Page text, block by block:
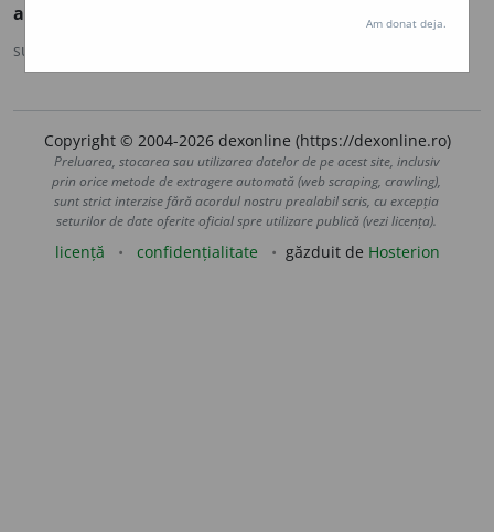
autocontempl
sursa:
Copyright © 2004-2026 dexonline (https://dexonline.ro)
Preluarea, stocarea sau utilizarea datelor de pe acest site, inclusiv
prin orice metode de extragere automată (web scraping, crawling),
sunt strict interzise fără acordul nostru prealabil scris, cu excepția
seturilor de date oferite oficial spre utilizare publică (vezi licența).
licență confidențialitate găzduit de Hosterion
Am donat deja.